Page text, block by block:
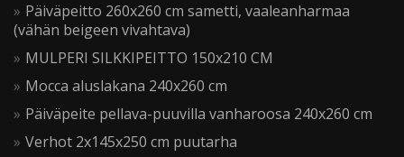
Päiväpeitto 260x260 cm sametti, vaaleanharmaa
(vähän beigeen vivahtava)
MULPERI SILKKIPEITTO 150x210 CM
Mocca aluslakana 240x260 cm
Päiväpeite pellava-puuvilla vanharoosa 240x260 cm
Verhot 2x145x250 cm puutarha